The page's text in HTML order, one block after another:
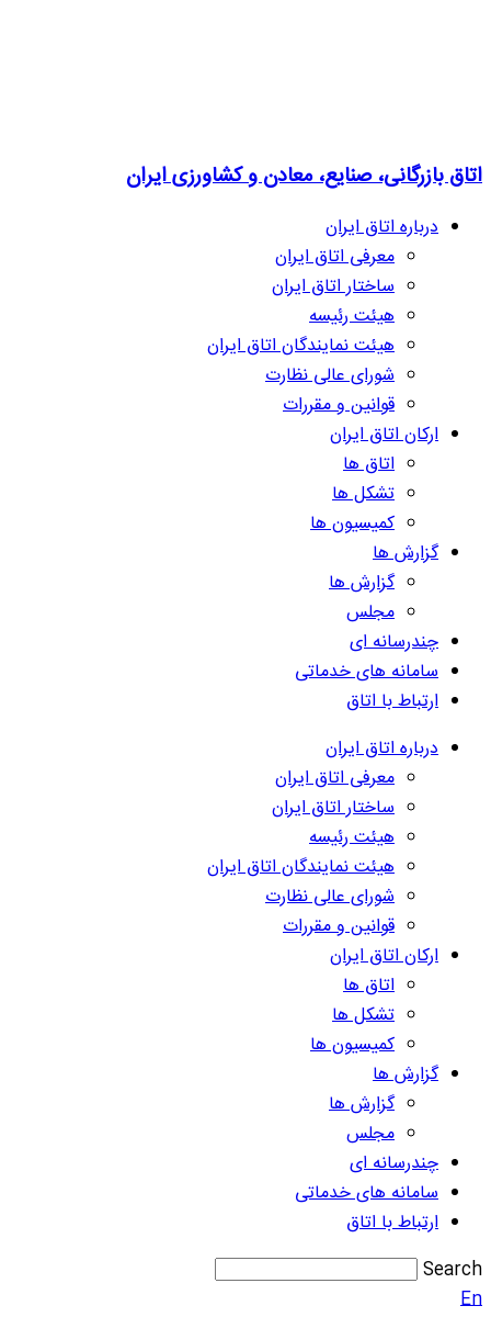
اتاق بازرگانی، صنایع، معادن و کشاورزی ایران
درباره اتاق ایران
معرفی اتاق ایران
ساختار اتاق ایران
هیئت رئیسه
هیئت نمایندگان اتاق ایران
شورای عالی نظارت
قوانین و مقررات
ارکان اتاق ایران
اتاق ها
تشکل ها
کمیسیون ها
گزارش ها
گزارش ها
مجلس
چندرسانه ای
سامانه های خدماتی
ارتباط با اتاق
درباره اتاق ایران
معرفی اتاق ایران
ساختار اتاق ایران
هیئت رئیسه
هیئت نمایندگان اتاق ایران
شورای عالی نظارت
قوانین و مقررات
ارکان اتاق ایران
اتاق ها
تشکل ها
کمیسیون ها
گزارش ها
گزارش ها
مجلس
چندرسانه ای
سامانه های خدماتی
ارتباط با اتاق
Search
En